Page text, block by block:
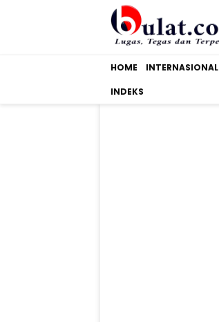
HOME INTERNASIONAL
INDEKS